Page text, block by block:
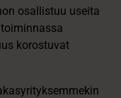
osallistuu useita
korostuvat